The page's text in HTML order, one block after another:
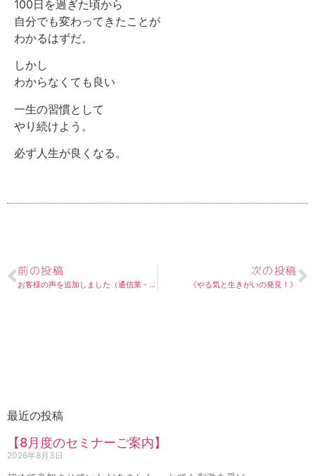
100日を過ぎた頃から
自分でも変わってきたことが
わかるはずだ。
しかし
わからなくても良い
一生の習慣として
やり続けよう。
必ず人生が良くなる。
前の投稿
お客様の声を追加しました（通信業・学校経営T様）
次の投稿
《やる気と生きがいの発見！》
最近の投稿
【8月度のセミナーご案内】
2026年8月3日